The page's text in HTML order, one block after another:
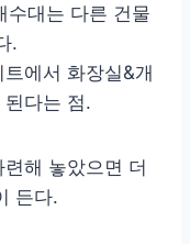
수대는 다른 건물
.
에서 화장실&개
다는 점.
해 놓았으면 더
든다.